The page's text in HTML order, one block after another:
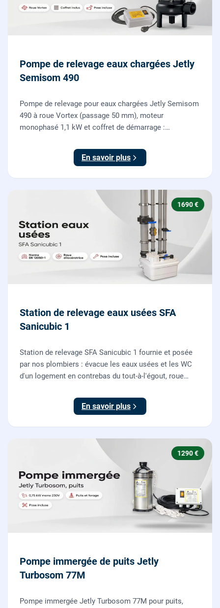
Pompe de relevage eaux chargées Jetly
Semisom 490
Pompe de relevage pour eaux chargées Jetly Semisom
490 à roue Vortex (passage 50 mm), moteur
monophasé 1,1 kW et coffret de démarrage :
fournie et posée par nos plombiers.
En savoir plus
1690 €
Station de relevage eaux usées SFA
Sanicubic 1
Station de relevage SFA Sanicubic 1 fournie et posée
par nos plombiers : évacue les eaux usées et les WC
d'un logement en contrebas du tout-à-l'égout, roue
En savoir plus
1290 €
Pompe immergée de puits Jetly
Turbosom 77M
Pompe immergée Jetly Turbosom 77M pour puits,